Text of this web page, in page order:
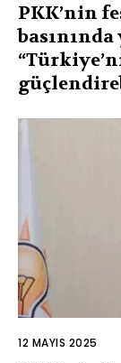
PKK’nin
12 MAYIS 2025